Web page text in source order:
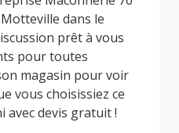
dans le
prêt à vous
pour toutes
magasin pour voir
vous choisissiez ce
avec devis gratuit !